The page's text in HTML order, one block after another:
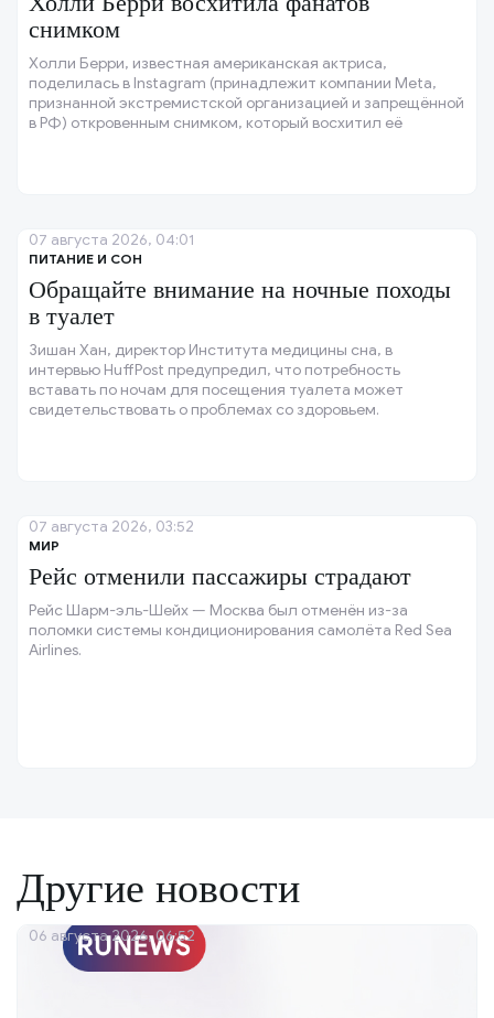
снимком
Холли Берри, известная американская актриса,
поделилась в Instagram (принадлежит компании Meta,
признанной экстремистской организацией и запрещённой
в РФ) откровенным снимком, который восхитил её
ПИТАНИЕ И СОН
Обращайте внимание на ночные походы
в туалет
Зишан Хан, директор Института медицины сна, в
интервью HuffPost предупредил, что потребность
вставать по ночам для посещения туалета может
свидетельствовать о проблемах со здоровьем.
07 августа 2026, 04:01
МИР
Рейс отменили пассажиры страдают
Рейс Шарм-эль-Шейх — Москва был отменён из-за
поломки системы кондиционирования самолёта Red Sea
Airlines.
07 августа 2026, 03:52
Другие новости
06 августа 2026, 06:52